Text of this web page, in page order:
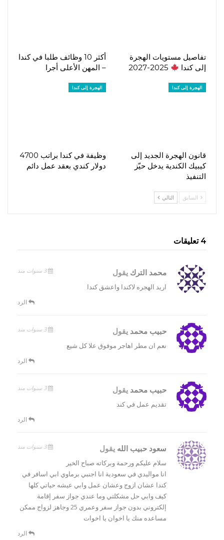
تفاصيل مستويات الهجرة
إلى كندا
أكثر 10 وظائف طلبا في كندا
– المهن الأعلى أجرا
الهجرة إلى كندا
قانون الهجرة الجديد إلى
كيبيك الكندية يدخل حيّز
التنفيذ
الهجرة إلى كندا
وظيفة في كندا براتب 4700
دولار كندي بعقد عمل دائم
السابق التالي
4 تعليقات
محمد الترك يقول 3 سنوات منذ
اريد الهجره لاكندا واعشق كندا
الرد
حبيب محمد يقول 3 سنوات منذ
نعم ان مطر اهاجر موفوق علا كل شيع
الرد
حبيب محمد يقول 3 سنوات منذ
تقديم عمل في كند
الرد
سعود حبيب الله يقول 3 سنوات منذ
سلام عليكم ورحمة وبركاته صباح الخير
انا مواليدي في سعودية انا اجنبي برماوي ابي اسافر في
كندا عشان ازوج وعشان عمل وابي عيشه حياتي كلها
كيف وابي حل مشكلتي وما عندي جواز سفر إقامة
إلكتروني بدون جواز سفر وعمري 25 وجاهز لزواج ممكن
مساعده منك يا اخوان يا اخوات
الرد